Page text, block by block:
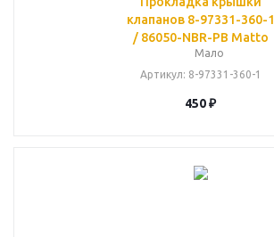
клапанов 8-97331-360-1
/ 86050-NBR-PB Matto
Мало
Артикул: 8-97331-360-1
450₽